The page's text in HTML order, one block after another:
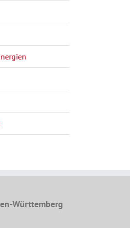
Württemberg